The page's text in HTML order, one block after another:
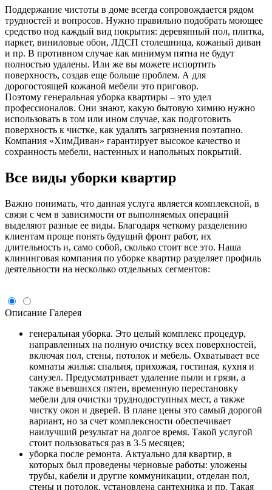
Поддержание чистоты в доме всегда сопровождается рядом
трудностей и вопросов. Нужно правильно подобрать моющее
средство под каждый вид покрытия: деревянный пол, плитка,
паркет, виниловые обои, ЛДСП столешница, кожаный диван
и пр. В противном случае как минимум пятна не будут
полностью удалены. Или же вы можете испортить
поверхность, создав еще больше проблем. А для
дорогостоящей кожаной мебели это приговор.
Поэтому генеральная уборка квартиры – это удел
профессионалов. Они знают, какую бытовую химию нужно
использовать в том или ином случае, как подготовить
поверхность к чистке, как удалять загрязнения поэтапно.
Компания «ХимДиван» гарантирует высокое качество и
сохранность мебели, настенных и напольных покрытий.
Все виды уборки квартир
Важно понимать, что данная услуга является комплексной, в
связи с чем в зависимости от выполняемых операций
выделяют разные ее виды. Благодаря четкому разделению
клиентам проще понять будущий фронт работ, их
длительность и, само собой, сколько стоит все это. Наша
клининговая компания по уборке квартир разделяет профиль
деятельности на несколько отдельных сегментов:
Описание Галерея
генеральная уборка. Это целый комплекс процедур,
направленных на полную очистку всех поверхностей,
включая пол, стены, потолок и мебель. Охватывает все
комнаты жилья: спальня, прихожая, гостиная, кухня и
санузел. Предусматривает удаление пыли и грязи, а
также въевшихся пятен, временную перестановку
мебели для очистки труднодоступных мест, а также
чистку окон и дверей. В плане цены это самый дорогой
вариант, но за счет комплексности обеспечивает
наилучший результат на долгое время. Такой услугой
стоит пользоваться раз в 3-5 месяцев;
уборка после ремонта. Актуально для квартир, в
которых был проведены черновые работы: уложены
трубы, кабели и другие коммуникации, отделан пол,
стены и потолок, установлена сантехника и пр. Такая